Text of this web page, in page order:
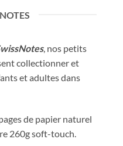
, nos petits
collectionner et
et adultes dans
de papier naturel
260g soft-touch.